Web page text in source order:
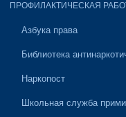
ПРОФИЛАКТИЧЕСКАЯ
Азбука права
Библиотека
Наркопост
Школьная служба